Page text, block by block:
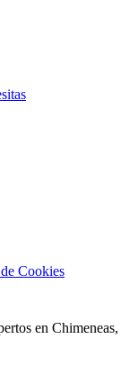
Cookies
en Chimeneas,